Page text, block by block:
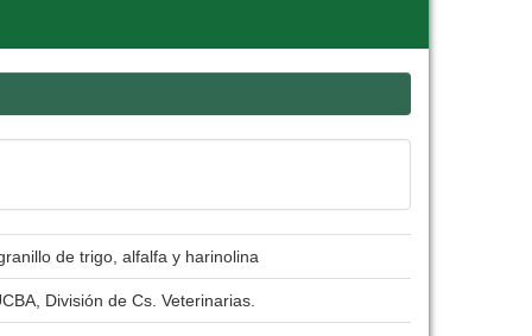
de trigo, alfalfa y harinolina
División de Cs. Veterinarias.